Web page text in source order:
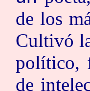
de los
Cultivó
político,
de